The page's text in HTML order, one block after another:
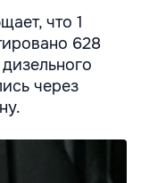
что 1
628
через